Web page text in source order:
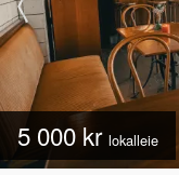
5 000 kr lokalleie